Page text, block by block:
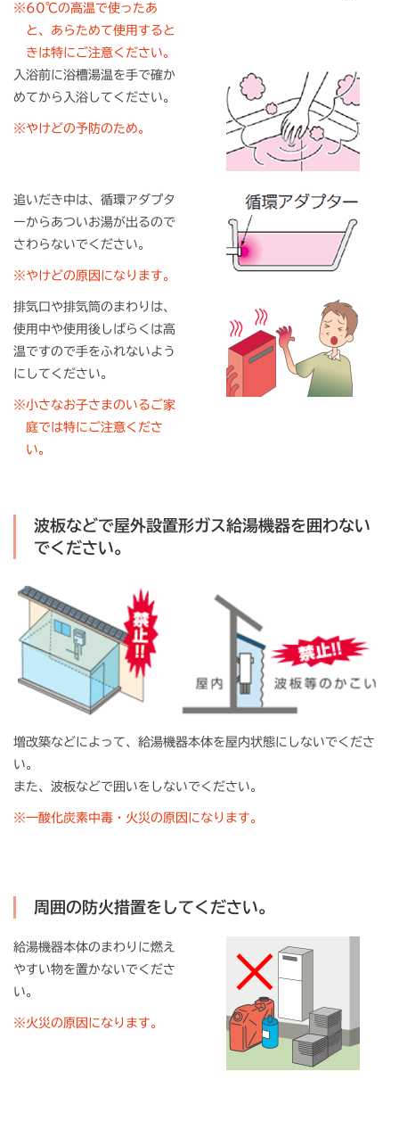
※60℃の高温で使ったあ
と、あらためて使用すると
きは特にご注意ください。
入浴前に浴槽湯温を手で確か
めてから入浴してください。
※やけどの予防のため。
追いだき中は、循環アダプタ
ーからあついお湯が出るので
さわらないでください。
※やけどの原因になります。
排気口や排気筒のまわりは、
使用中や使用後しばらくは高
温ですので手をふれないよう
にしてください。
※小さなお子さまのいるご家
庭では特にご注意くださ
い。
波板などで屋外設置形ガス給湯機器を囲わない
でください。
増改築などによって、給湯機器本体を屋内状態にしないでくださ
い。
また、波板などで囲いをしないでください。
※一酸化炭素中毒・火災の原因になります。
周囲の防火措置をしてください。
給湯機器本体のまわりに燃え
やすい物を置かないでくださ
い。
※火災の原因になります。